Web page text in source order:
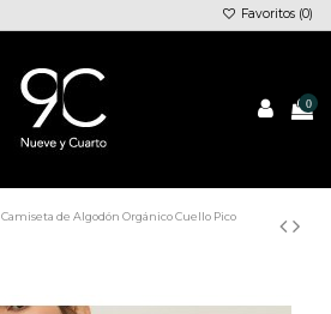
Favoritos (0)
0
Camiseta de Algodón Orgánico Cuello Pico